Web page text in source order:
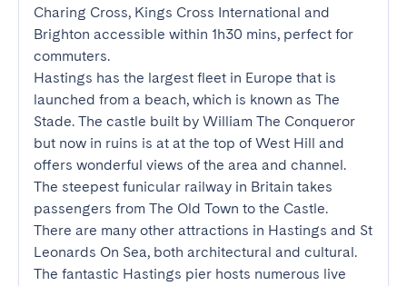
Charing Cross, Kings Cross International and
Brighton accessible within 1h30 mins, perfect for
commuters.
Hastings has the largest fleet in Europe that is
launched from a beach, which is known as The
Stade. The castle built by William The Conqueror
but now in ruins is at at the top of West Hill and
offers wonderful views of the area and channel.
The steepest funicular railway in Britain takes
passengers from The Old Town to the Castle.
There are many other attractions in Hastings and St
Leonards On Sea, both architectural and cultural.
The fantastic Hastings pier hosts numerous live